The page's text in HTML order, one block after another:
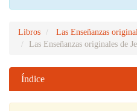
Libros
Las Enseñanzas
Las Enseñanzas originales de
Índice